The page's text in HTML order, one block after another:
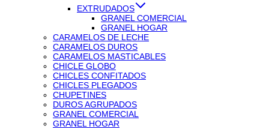
EXTRUDADOS
GRANEL COMERCIAL
GRANEL HOGAR
CARAMELOS DE LECHE
CARAMELOS DUROS
CARAMELOS MASTICABLES
CHICLE GLOBO
CHICLES CONFITADOS
CHICLES PLEGADOS
CHUPETINES
DUROS AGRUPADOS
GRANEL COMERCIAL
GRANEL HOGAR